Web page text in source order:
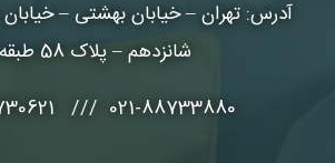
آدرس: تهران – خیابان بهشتی –
شانزدهم – پلاک 58 طبقه 3
021-88733880 /// 021-88730621